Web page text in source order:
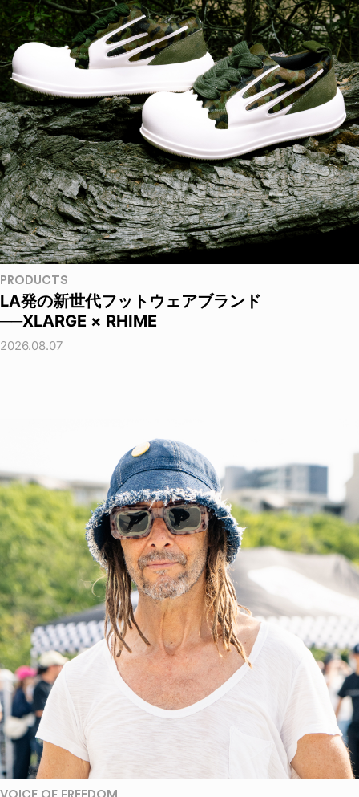
PRODUCTS
LA発の新世代フットウェアブランド
──XLARGE × RHIME
2026.08.07